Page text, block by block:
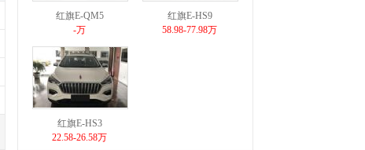
红旗E-QM5
-万
红旗E-HS9
58.98-77.98万
红旗E-HS3
22.58-26.58万